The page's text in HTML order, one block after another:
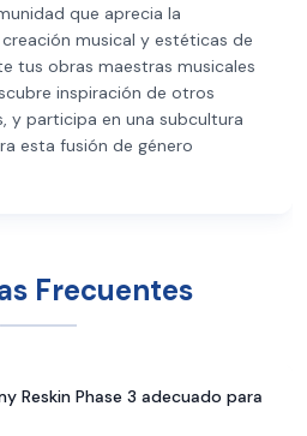
que aprecia la
musical y estéticas de
tus obras maestras musicales
inspiración de otros
y participa en una subcultura
esta fusión de género
Frecuentes
Reskin Phase 3 adecuado para